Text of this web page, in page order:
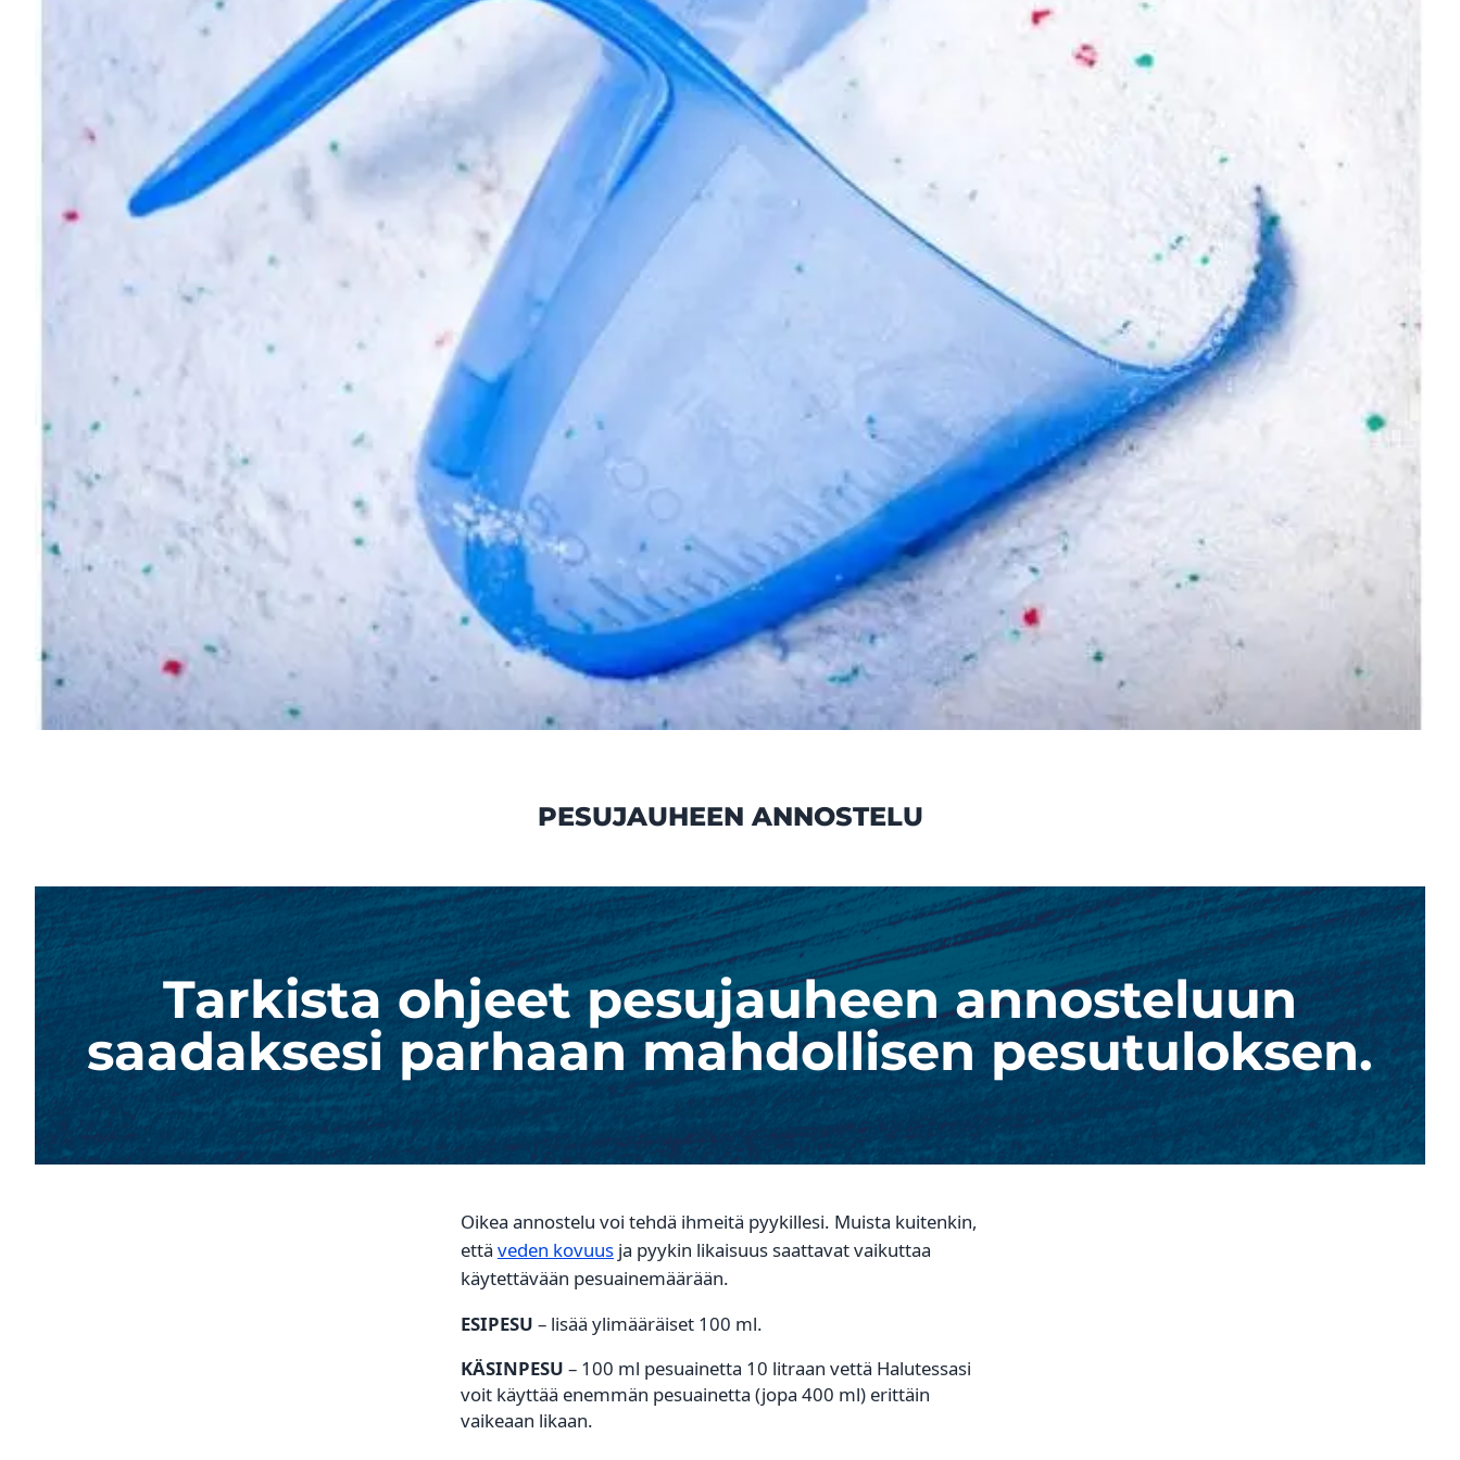
PESUJAUHEEN ANNOSTELU
Tarkista ohjeet pesujauheen annosteluun
saadaksesi parhaan mahdollisen pesutuloksen.
Oikea annostelu voi tehdä ihmeitä pyykillesi. Muista kuitenkin,
että veden kovuus ja pyykin likaisuus saattavat vaikuttaa
käytettävään pesuainemäärään.
ESIPESU – lisää ylimääräiset 100 ml.
KÄSINPESU – 100 ml pesuainetta 10 litraan vettä Halutessasi
voit käyttää enemmän pesuainetta (jopa 400 ml) erittäin
vaikeaan likaan.